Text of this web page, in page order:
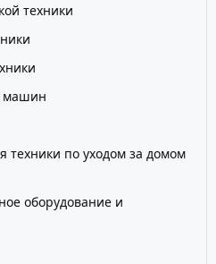
техники
машин
техники по уходом за домом
оборудование и